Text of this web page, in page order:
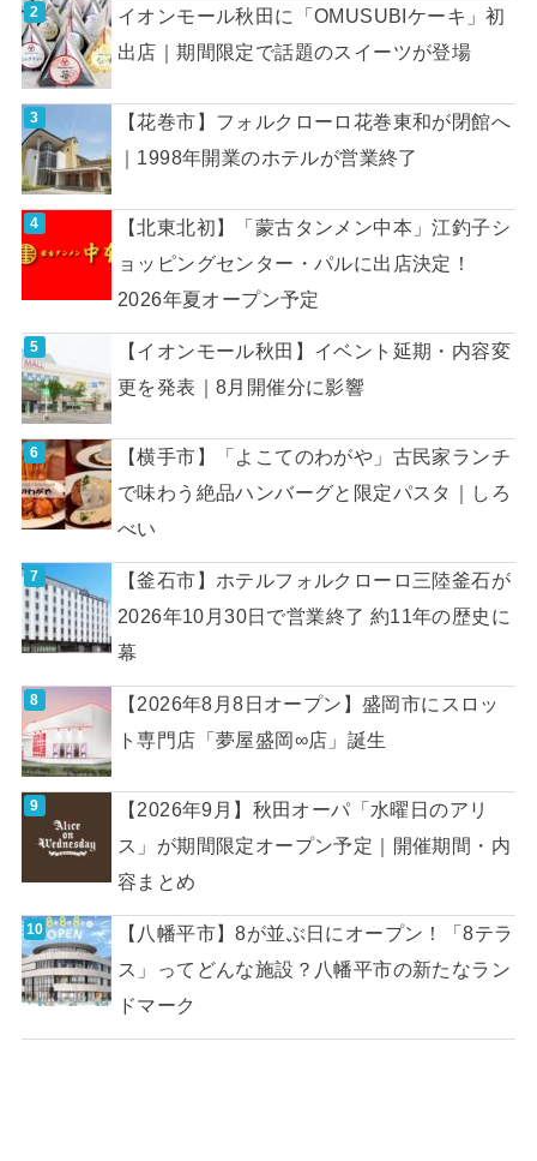
イオンモール秋田に「OMUSUBIケーキ」初
出店｜期間限定で話題のスイーツが登場
【花巻市】フォルクローロ花巻東和が閉館へ
｜1998年開業のホテルが営業終了
【北東北初】「蒙古タンメン中本」江釣子シ
ョッピングセンター・パルに出店決定！
2026年夏オープン予定
【イオンモール秋田】イベント延期・内容変
更を発表｜8月開催分に影響
【横手市】「よこてのわがや」古民家ランチ
で味わう絶品ハンバーグと限定パスタ｜しろ
べい
【釜石市】ホテルフォルクローロ三陸釜石が
2026年10月30日で営業終了 約11年の歴史に
幕
【2026年8月8日オープン】盛岡市にスロッ
ト専門店「夢屋盛岡∞店」誕生
【2026年9月】秋田オーパ「水曜日のアリ
ス」が期間限定オープン予定｜開催期間・内
容まとめ
【八幡平市】8が並ぶ日にオープン！「8テラ
ス」ってどんな施設？八幡平市の新たなラン
ドマーク